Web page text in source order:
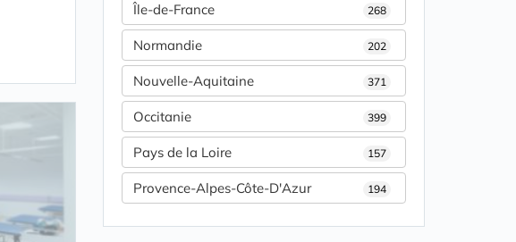
Île-de-France 268
Normandie 202
Nouvelle-Aquitaine 371
Occitanie 399
Pays de la Loire 157
Provence-Alpes-Côte-D'Azur 194